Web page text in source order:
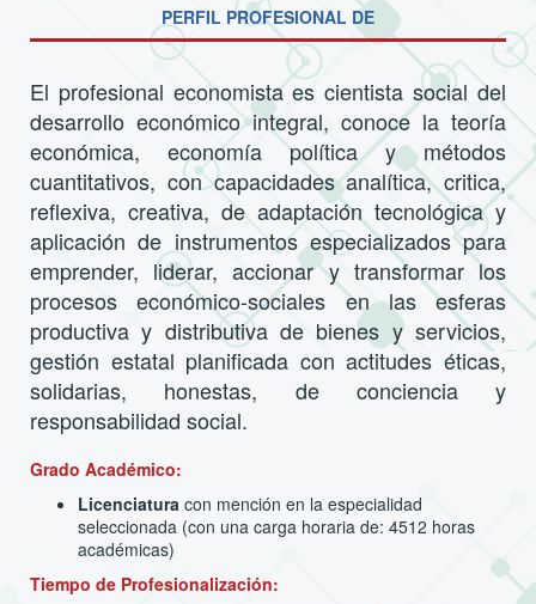
PERFIL PROFESIONAL DE
El profesional economista es cientista social del
desarrollo económico integral, conoce la teoría
económica, economía política y métodos
cuantitativos, con capacidades analítica, critica,
reflexiva, creativa, de adaptación tecnológica y
aplicación de instrumentos especializados para
emprender, liderar, accionar y transformar los
procesos económico-sociales en las esferas
productiva y distributiva de bienes y servicios,
gestión estatal planificada con actitudes éticas,
solidarias, honestas, de conciencia y
responsabilidad social.
Grado Académico:
Licenciatura con mención en la especialidad
seleccionada (con una carga horaria de: 4512 horas
académicas)
Tiempo de Profesionalización: